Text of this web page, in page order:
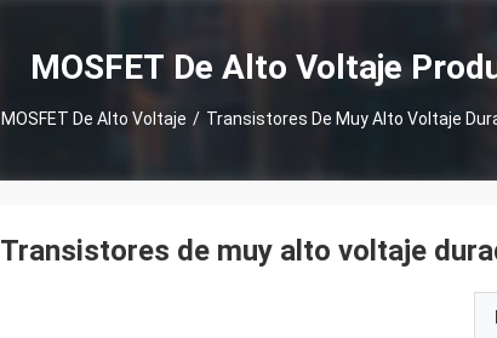
MOSFET De Alto Voltaje
MOSFET De Alto Voltaje / Transistores De Muy Alto Voltaje
Transistores de muy alto voltaje